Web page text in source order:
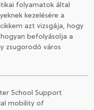
folyamatok által
kezelésére a
azt vizsgája, hogy
befolyásolja a
zsugorodó város
School Support
mobility of